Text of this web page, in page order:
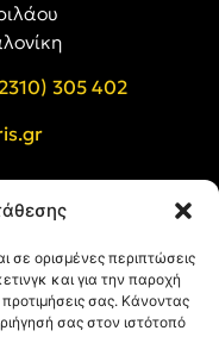
σε ορισμένες περιπτώσεις
και για την παροχή
σας. Κάνοντας
σας στον ιστότοπό
305 402